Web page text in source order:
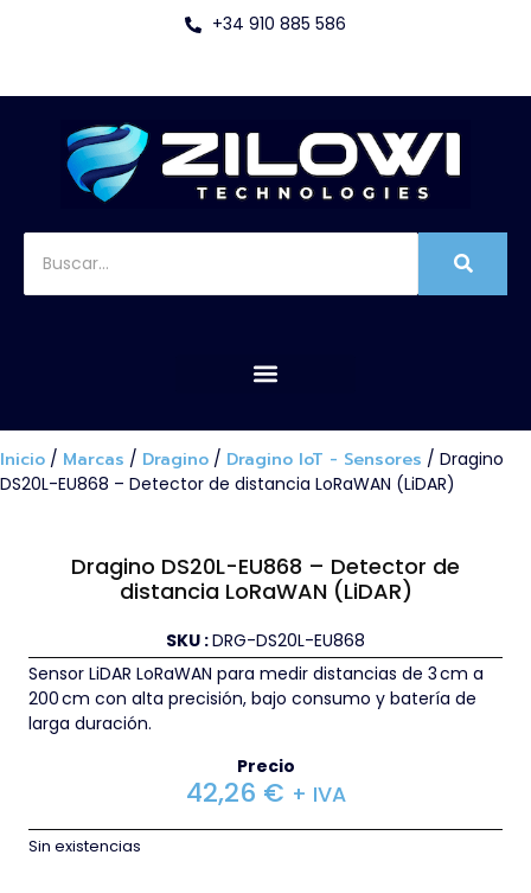
+34 910 885 586
Inicio / Marcas / Dragino / Dragino IoT - Sensores / Dragino
DS20L-EU868 – Detector de distancia LoRaWAN (LiDAR)
Dragino DS20L-EU868 – Detector de
distancia LoRaWAN (LiDAR)
SKU :DRG-DS20L-EU868
Sensor LiDAR LoRaWAN para medir distancias de 3 cm a
200 cm con alta precisión, bajo consumo y batería de
larga duración.
Precio
42,26 € + IVA
Sin existencias